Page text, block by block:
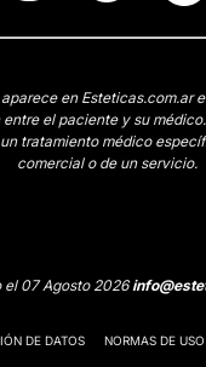
en Esteticas.com.ar
el paciente y su
tratamiento médico
comercial o de un servicio.
el 07 Agosto 2026
DE DATOS NORMAS DE USO